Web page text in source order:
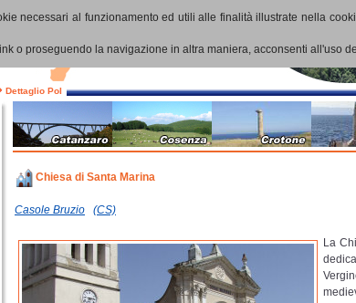
necessari al funzionamento ed utili alle finalità illustrate nella
o proseguendo la navigazione in altra maniera, acconsenti all'uso
Dettaglio PoI
Chiesa di Santa Marina
Casole Bruzio (CS)
La